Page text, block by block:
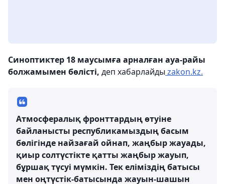
Синоптиктер 18 маусымға арналған ауа-райы
болжамымен бөлісті, деп хабарлайды zakon.kz.
Атмосфералық фронттардың өтуіне
байланысты республикамыздың басым
бөлігінде найзағай ойнап, жаңбыр жауады,
қиыр солтүстікте қатты жаңбыр жауып,
бұршақ түсуі мүмкін. Тек еліміздің батысы
мен оңтүстік-батысында жауын-шашын